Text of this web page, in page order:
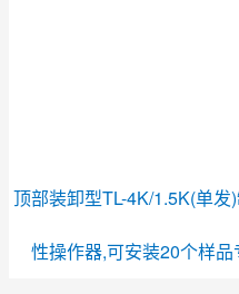
顶部装卸型TL-4K/1.5K(单
性操作器,可安装20个样品